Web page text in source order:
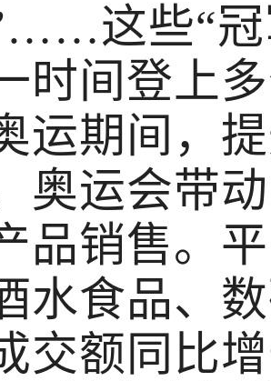
这些“冠
时间登上
运期间，
奥运会带
品销售。
水食品、
交额同比